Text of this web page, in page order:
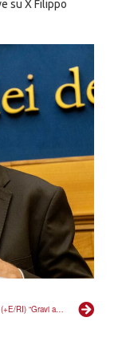
Russia: Hallissey (+E/RI) “Gravi affermazioni D’Orsi, Fatto Quotidiano chiarisca rapporto”
su X Filippo